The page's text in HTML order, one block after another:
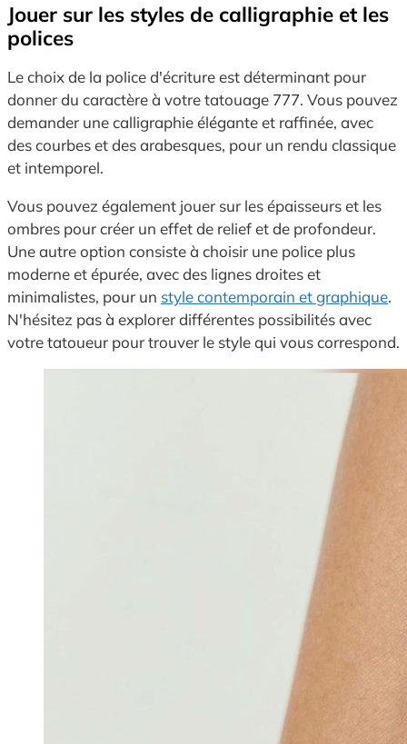
Jouer sur les styles de calligraphie et les
polices
Le choix de la police d'écriture est déterminant pour
donner du caractère à votre tatouage 777. Vous pouvez
demander une calligraphie élégante et raffinée, avec
des courbes et des arabesques, pour un rendu classique
et intemporel.
Vous pouvez également jouer sur les épaisseurs et les
ombres pour créer un effet de relief et de profondeur.
Une autre option consiste à choisir une police plus
moderne et épurée, avec des lignes droites et
minimalistes, pour un style contemporain et graphique.
N'hésitez pas à explorer différentes possibilités avec
votre tatoueur pour trouver le style qui vous correspond.